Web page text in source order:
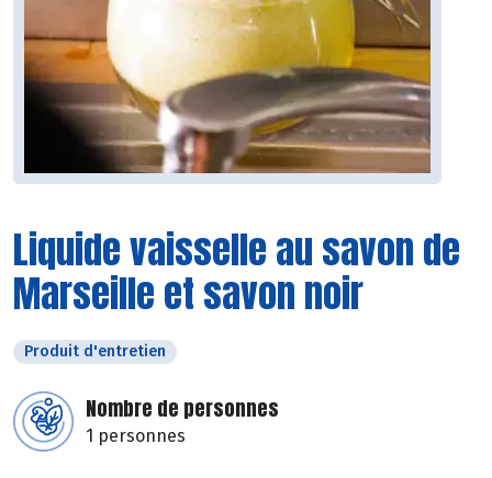
Liquide vaisselle au savon de
Marseille et savon noir
Produit d'entretien
Nombre de personnes
1 personnes